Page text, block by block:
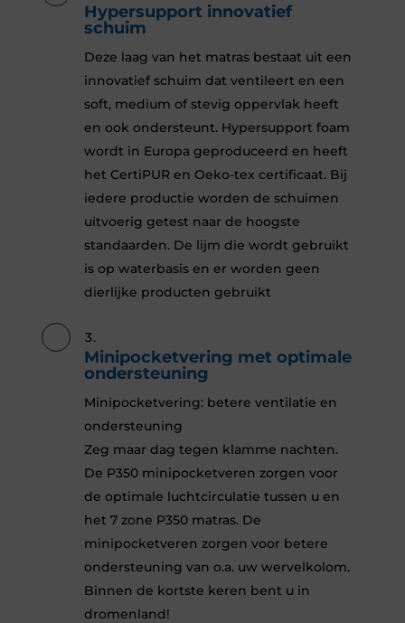
Hypersupport innovatief
schuim
Deze laag van het matras bestaat uit een
innovatief schuim dat ventileert en een
soft, medium of stevig oppervlak heeft
en ook ondersteunt. Hypersupport foam
wordt in Europa geproduceerd en heeft
het CertiPUR en Oeko-tex certificaat. Bij
iedere productie worden de schuimen
uitvoerig getest naar de hoogste
standaarden. De lijm die wordt gebruikt
is op waterbasis en er worden geen
dierlijke producten gebruikt
Minipocketvering met optimale
ondersteuning
Minipocketvering: betere ventilatie en
ondersteuning
Zeg maar dag tegen klamme nachten.
De P350 minipocketveren zorgen voor
de optimale luchtcirculatie tussen u en
het 7 zone P350 matras. De
minipocketveren zorgen voor betere
ondersteuning van o.a. uw wervelkolom.
Binnen de kortste keren bent u in
dromenland!